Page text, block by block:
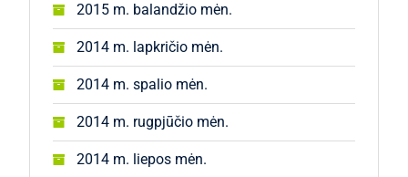
2015 m. balandžio mėn.
2014 m. lapkričio mėn.
2014 m. spalio mėn.
2014 m. rugpjūčio mėn.
2014 m. liepos mėn.